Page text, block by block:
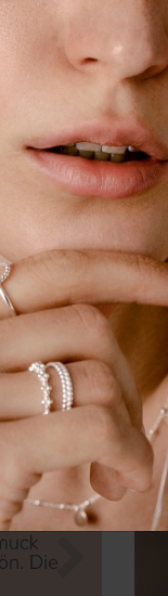
auf unserer
Weitere
und
Externe Medien
Alle akzeptieren